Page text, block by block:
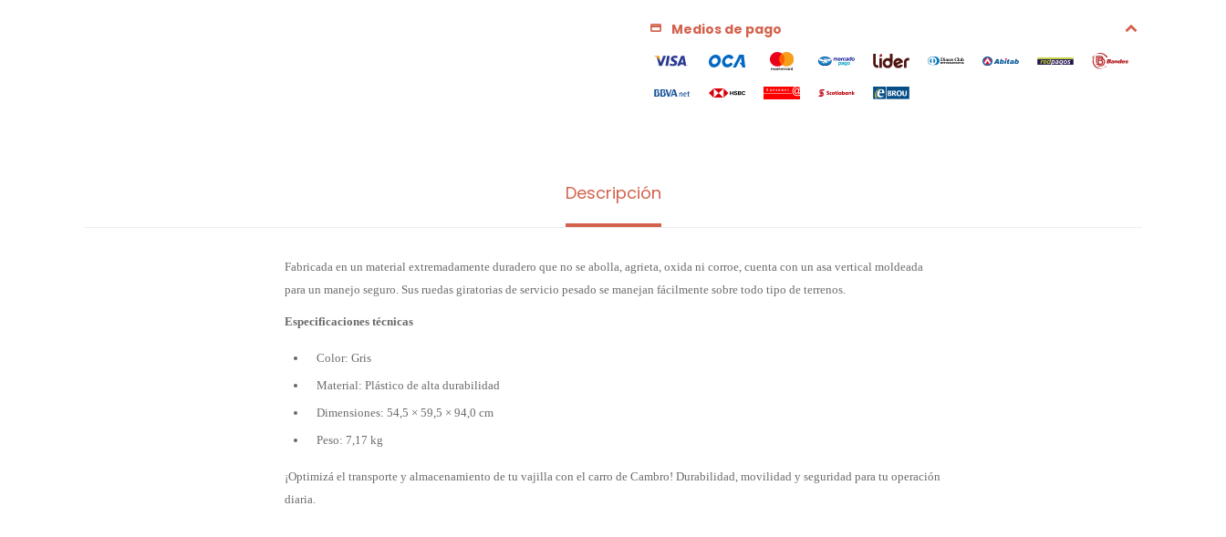
Medios de pago
Descripción
Fabricada en un material extremadamente duradero que no se abolla, agrieta, oxida ni corroe, cuenta con un asa vertical moldeada
para un manejo seguro. Sus ruedas giratorias de servicio pesado se manejan fácilmente sobre todo tipo de terrenos.
Especificaciones técnicas
Color: Gris
Material: Plástico de alta durabilidad
Dimensiones: 54,5 × 59,5 × 94,0 cm
Peso: 7,17 kg
¡Optimizá el transporte y almacenamiento de tu vajilla con el carro de Cambro! Durabilidad, movilidad y seguridad para tu operación
diaria.